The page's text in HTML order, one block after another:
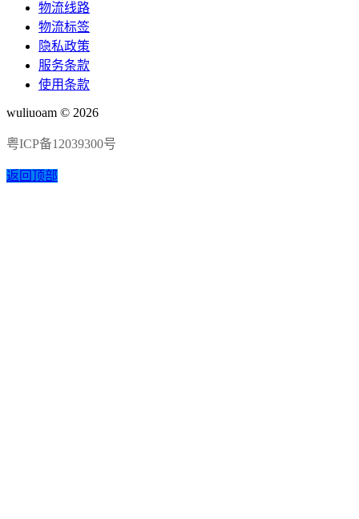
物流线路
物流标签
隐私政策
服务条款
使用条款
wuliuoam © 2026
粤ICP备12039300号
返回顶部